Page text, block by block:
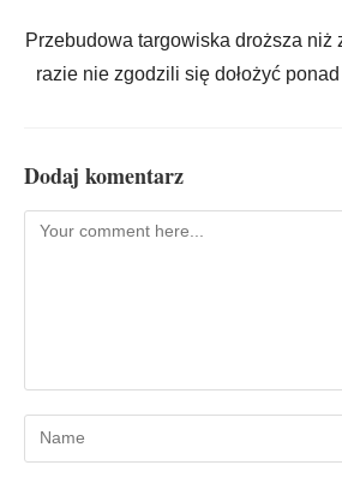
Przebudowa targowiska droższa niż
razie nie zgodzili się dołożyć
Dodaj komentarz